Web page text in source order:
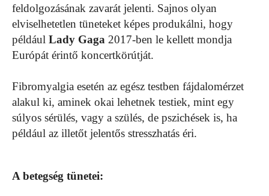
feldolgozásának zavarát jelenti. Sajnos olyan
elviselhetetlen tüneteket képes produkálni, hogy
például Lady Gaga 2017-ben le kellett mondja
Európát érintő koncertkörútját.
Fibromyalgia esetén az egész testben fájdalomérzet
alakul ki, aminek okai lehetnek testiek, mint egy
súlyos sérülés, vagy a szülés, de pszichések is, ha
például az illetőt jelentős stresszhatás éri.
A betegség tünetei: